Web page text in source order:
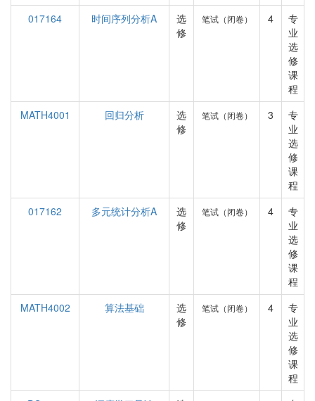
017164
时间序列分析A
选
修
笔试（闭卷） 4
专
业
选
修
课
程
MATH4001
回归分析
选
修
笔试（闭卷） 3
专
业
选
修
课
程
017162
多元统计分析A
选
修
笔试（闭卷） 4
专
业
选
修
课
程
MATH4002
算法基础
选
修
笔试（闭卷） 4
专
业
选
修
课
程